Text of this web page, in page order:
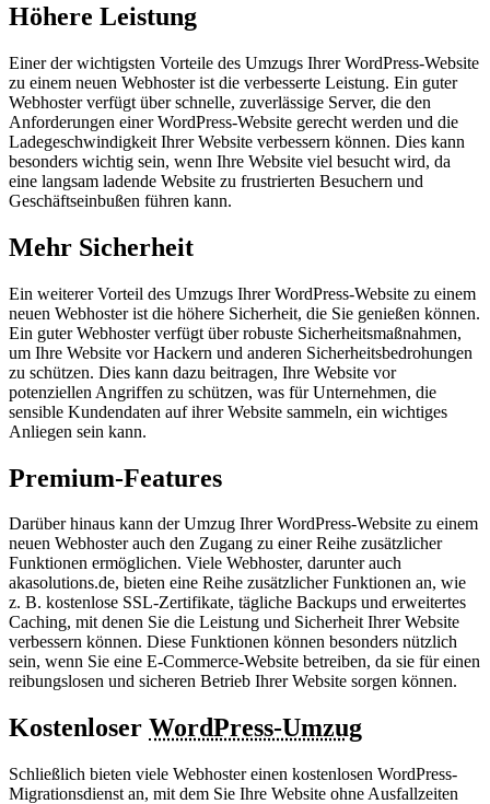
Höhere Leistung
Einer der wichtigsten Vorteile des Umzugs Ihrer WordPress-Website
zu einem neuen Webhoster ist die verbesserte Leistung. Ein guter
Webhoster verfügt über schnelle, zuverlässige Server, die den
Anforderungen einer WordPress-Website gerecht werden und die
Ladegeschwindigkeit Ihrer Website verbessern können. Dies kann
besonders wichtig sein, wenn Ihre Website viel besucht wird, da
eine langsam ladende Website zu frustrierten Besuchern und
Geschäftseinbußen führen kann.
Mehr Sicherheit
Ein weiterer Vorteil des Umzugs Ihrer WordPress-Website zu einem
neuen Webhoster ist die höhere Sicherheit, die Sie genießen können.
Ein guter Webhoster verfügt über robuste Sicherheitsmaßnahmen,
um Ihre Website vor Hackern und anderen Sicherheitsbedrohungen
zu schützen. Dies kann dazu beitragen, Ihre Website vor
potenziellen Angriffen zu schützen, was für Unternehmen, die
sensible Kundendaten auf ihrer Website sammeln, ein wichtiges
Anliegen sein kann.
Premium-Features
Darüber hinaus kann der Umzug Ihrer WordPress-Website zu einem
neuen Webhoster auch den Zugang zu einer Reihe zusätzlicher
Funktionen ermöglichen. Viele Webhoster, darunter auch
akasolutions.de, bieten eine Reihe zusätzlicher Funktionen an, wie
z. B. kostenlose SSL-Zertifikate, tägliche Backups und erweitertes
Caching, mit denen Sie die Leistung und Sicherheit Ihrer Website
verbessern können. Diese Funktionen können besonders nützlich
sein, wenn Sie eine E-Commerce-Website betreiben, da sie für einen
reibungslosen und sicheren Betrieb Ihrer Website sorgen können.
Kostenloser WordPress-Umzug
Schließlich bieten viele Webhoster einen kostenlosen WordPress-
Migrationsdienst an, mit dem Sie Ihre Website ohne Ausfallzeiten